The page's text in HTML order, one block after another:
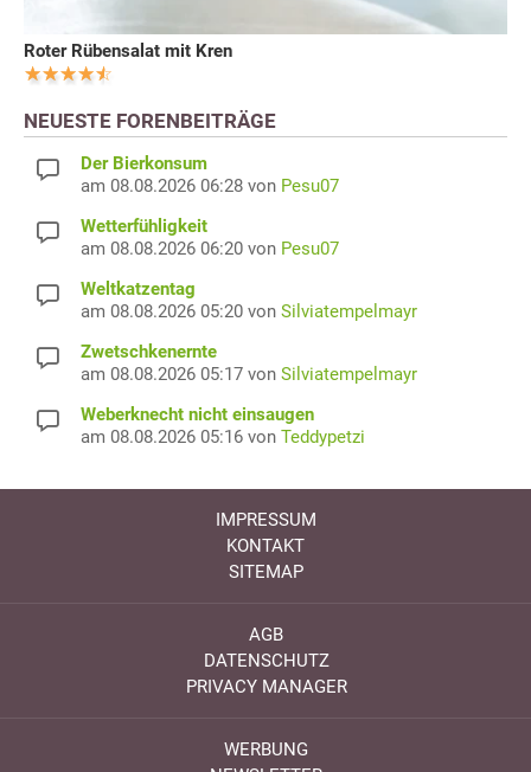
Roter Rübensalat mit Kren
NEUESTE FORENBEITRÄGE
Der Bierkonsum
am 08.08.2026 06:28 von Pesu07
Wetterfühligkeit
am 08.08.2026 06:20 von Pesu07
Weltkatzentag
am 08.08.2026 05:20 von Silviatempelmayr
Zwetschkenernte
am 08.08.2026 05:17 von Silviatempelmayr
Weberknecht nicht einsaugen
am 08.08.2026 05:16 von Teddypetzi
IMPRESSUM
KONTAKT
SITEMAP
AGB
DATENSCHUTZ
PRIVACY MANAGER
WERBUNG